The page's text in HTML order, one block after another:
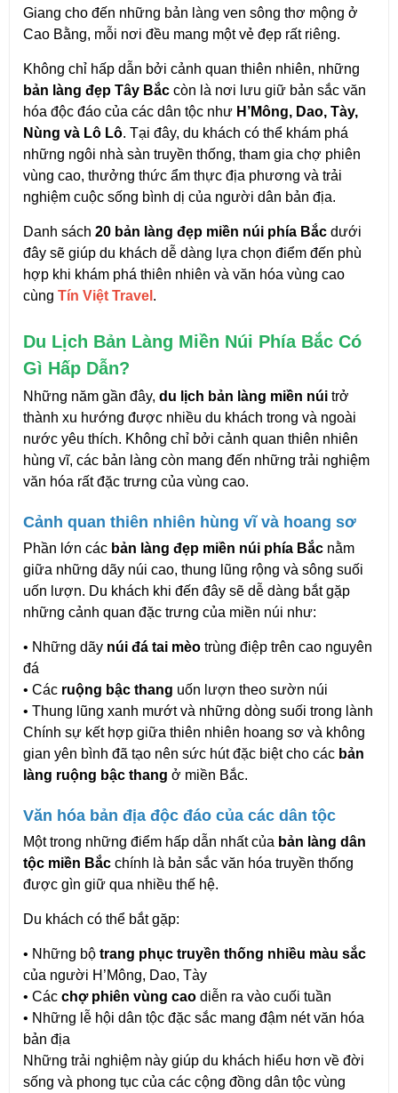
Giang cho đến những bản làng ven sông thơ mộng ở
Cao Bằng, mỗi nơi đều mang một vẻ đẹp rất riêng.
bản làng đẹp Tây Bắc còn là nơi lưu giữ bản sắc văn
hóa độc đáo của các dân tộc như H’Mông, Dao, Tày,
Nùng và Lô Lô. Tại đây, du khách có thể khám phá
những ngôi nhà sàn truyền thống, tham gia chợ phiên
vùng cao, thưởng thức ẩm thực địa phương và trải
nghiệm cuộc sống bình dị của người dân bản địa.
Danh sách 20 bản làng đẹp miền núi phía Bắc dưới
đây sẽ giúp du khách dễ dàng lựa chọn điểm đến phù
hợp khi khám phá thiên nhiên và văn hóa vùng cao
cùng Tín Việt Travel .
Du Lịch Bản Làng Miền Núi Phía Bắc Có
Gì Hấp Dẫn?
Những năm gần đây, du lịch bản làng miền núi trở
thành xu hướng được nhiều du khách trong và ngoài
nước yêu thích. Không chỉ bởi cảnh quan thiên nhiên
hùng vĩ, các bản làng còn mang đến những trải nghiệm
văn hóa rất đặc trưng của vùng cao.
Cảnh quan thiên nhiên hùng vĩ và hoang sơ
Phần lớn các bản làng đẹp miền núi phía Bắc nằm
giữa những dãy núi cao, thung lũng rộng và sông suối
uốn lượn. Du khách khi đến đây sẽ dễ dàng bắt gặp
những cảnh quan đặc trưng của miền núi như:
• Những dãy núi đá tai mèo trùng điệp trên cao nguyên
đá
• Các ruộng bậc thang uốn lượn theo sườn núi
• Thung lũng xanh mướt và những dòng suối trong lành
Chính sự kết hợp giữa thiên nhiên hoang sơ và không
gian yên bình đã tạo nên sức hút đặc biệt cho các bản
làng ruộng bậc thang ở miền Bắc.
Văn hóa bản địa độc đáo của các dân tộc
Một trong những điểm hấp dẫn nhất của bản làng dân
tộc miền Bắc chính là bản sắc văn hóa truyền thống
được gìn giữ qua nhiều thế hệ.
Du khách có thể bắt gặp:
• Những bộ trang phục truyền thống nhiều màu sắc
của người H’Mông, Dao, Tày
• Các chợ phiên vùng cao diễn ra vào cuối tuần
• Những lễ hội dân tộc đặc sắc mang đậm nét văn hóa
bản địa
Những trải nghiệm này giúp du khách hiểu hơn về đời
sống và phong tục của các cộng đồng dân tộc vùng